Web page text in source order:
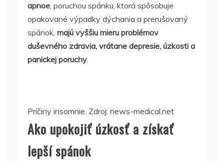
apnoe, poruchou spánku, ktorá spôsobuje
opakované výpadky dýchania a prerušovaný
spánok, majú vyššiu mieru problémov
duševného zdravia, vrátane depresie, úzkosti a
panickej poruchy.
Príčiny insomnie. Zdroj: news-medical.net
Ako upokojiť úzkosť a získať
lepší spánok